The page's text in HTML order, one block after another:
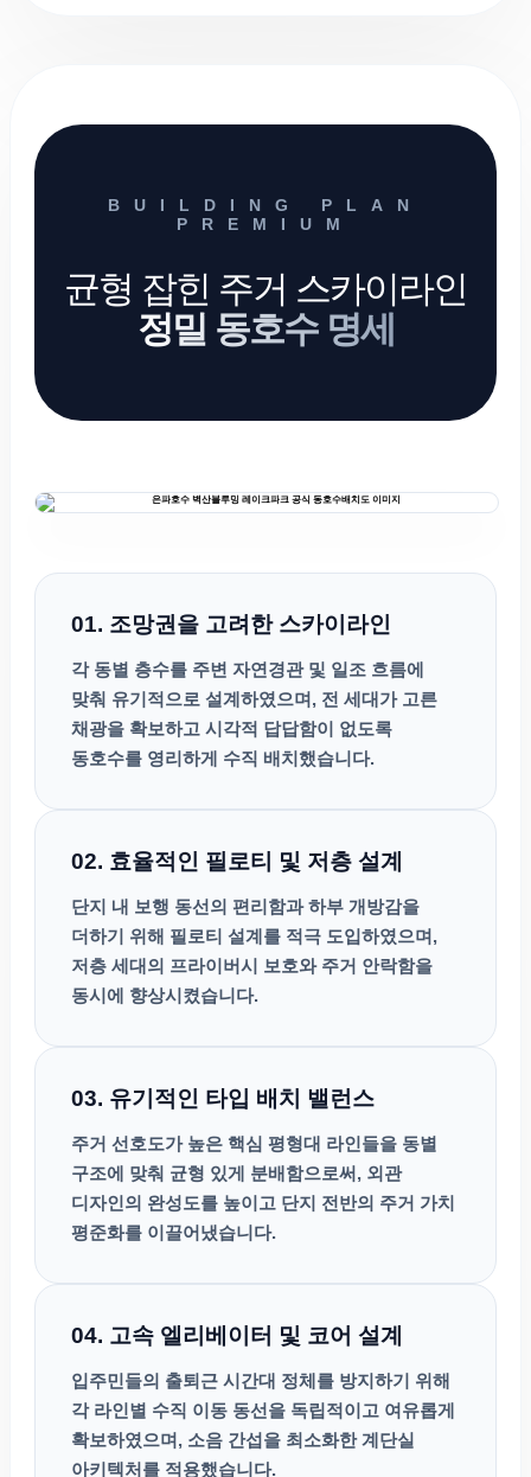
BUILDING PLAN
PREMIUM
균형 잡힌 주거 스카이라인
정밀 동호수 명세
01. 조망권을 고려한 스카이라인
각 동별 층수를 주변 자연경관 및 일조 흐름에
맞춰 유기적으로 설계하였으며, 전 세대가 고른
채광을 확보하고 시각적 답답함이 없도록
동호수를 영리하게 수직 배치했습니다.
02. 효율적인 필로티 및 저층 설계
단지 내 보행 동선의 편리함과 하부 개방감을
더하기 위해 필로티 설계를 적극 도입하였으며,
저층 세대의 프라이버시 보호와 주거 안락함을
동시에 향상시켰습니다.
03. 유기적인 타입 배치 밸런스
주거 선호도가 높은 핵심 평형대 라인들을 동별
구조에 맞춰 균형 있게 분배함으로써, 외관
디자인의 완성도를 높이고 단지 전반의 주거 가치
평준화를 이끌어냈습니다.
04. 고속 엘리베이터 및 코어 설계
입주민들의 출퇴근 시간대 정체를 방지하기 위해
각 라인별 수직 이동 동선을 독립적이고 여유롭게
확보하였으며, 소음 간섭을 최소화한 계단실
아키텍처를 적용했습니다.